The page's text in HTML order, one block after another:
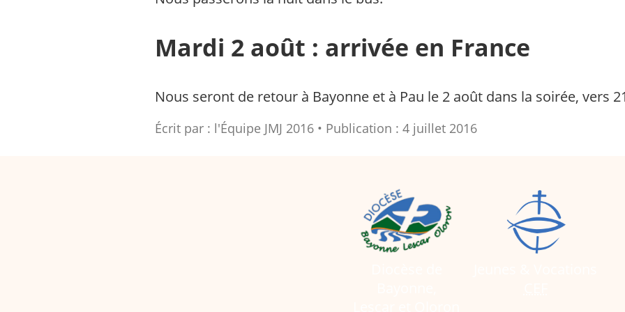
Mardi 2 août : arrivée en France
Nous seront de retour à Bayonne et à Pau le 2 août dans la soirée, vers
Écrit par : l'Équipe JMJ 2016 Publication : 4 juillet 2016